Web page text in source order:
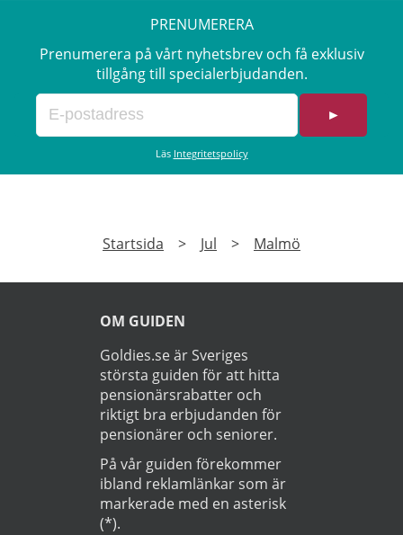
PRENUMERERA
Prenumerera på vårt nyhetsbrev och få exklusiv
tillgång till specialerbjudanden.
►
Läs Integritetspolicy
Startsida > Jul > Malmö
OM GUIDEN
Goldies.se är Sveriges
största guiden för att hitta
pensionärsrabatter och
riktigt bra erbjudanden för
pensionärer och seniorer.
På vår guiden förekommer
ibland reklamlänkar som är
markerade med en asterisk
(*).